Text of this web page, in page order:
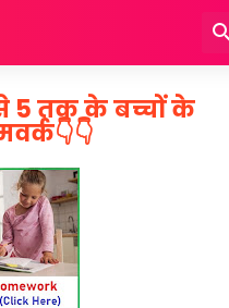
5 तक के बच्चों के